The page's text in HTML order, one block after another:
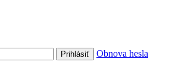
Obnova hesla